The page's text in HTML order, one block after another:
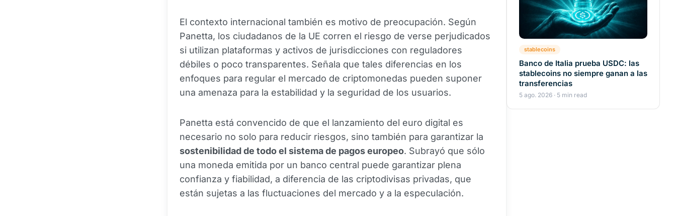
El contexto internacional también es motivo de preocupación. Según
Panetta, los ciudadanos de la UE corren el riesgo de verse perjudicados
si utilizan plataformas y activos de jurisdicciones con reguladores
débiles o poco transparentes. Señala que tales diferencias en los
enfoques para regular el mercado de criptomonedas pueden suponer
una amenaza para la estabilidad y la seguridad de los usuarios.
Panetta está convencido de que el lanzamiento del euro digital es
necesario no solo para reducir riesgos, sino también para garantizar la
sostenibilidad de todo el sistema de pagos europeo. Subrayó que sólo
una moneda emitida por un banco central puede garantizar plena
confianza y fiabilidad, a diferencia de las criptodivisas privadas, que
están sujetas a las fluctuaciones del mercado y a la especulación.
stablecoins
Banco de Italia prueba USDC: las
stablecoins no siempre ganan a las
transferencias
5 ago. 2026 · 5 min read